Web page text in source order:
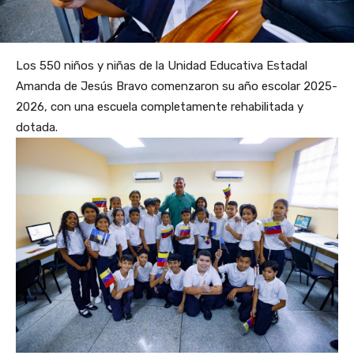
Los 550 niños y niñas de la Unidad Educativa Estadal
Amanda de Jesús Bravo comenzaron su año escolar 2025-
2026, con una escuela completamente rehabilitada y
dotada.